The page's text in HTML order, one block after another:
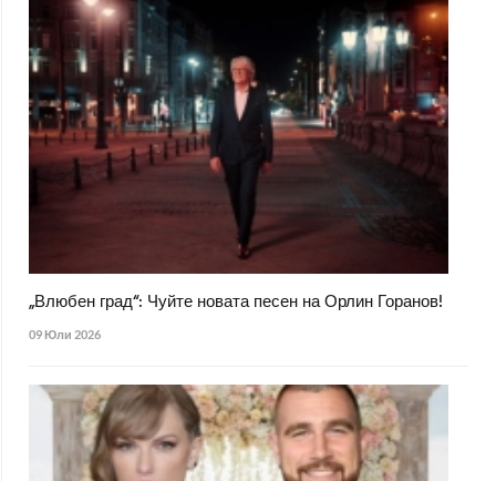
„Влюбен град“: Чуйте новата песен на Орлин Горанов!
09 Юли 2026